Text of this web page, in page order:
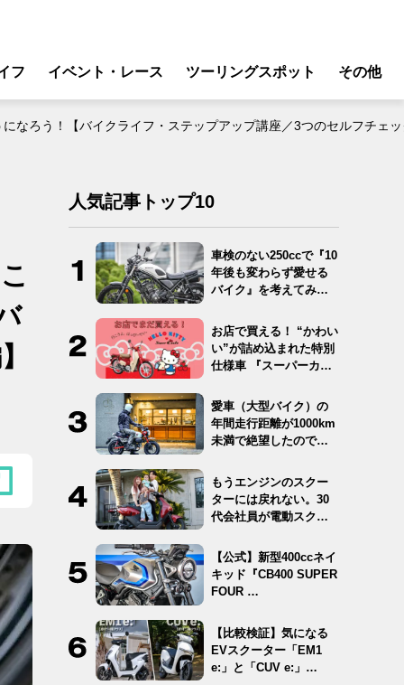
フ
ク
ス
イベント・レース ツーリングスポット その他
なろう！【バイクライフ・ステップアップ講座／3つのセルフチェ
人気記事トップ10
車検のない250ccで『10
年後も変わらず愛せる
バイク』を考えてみ
お店で買える！ “かわい
い”が詰め込まれた特別
仕様車 『スーパーカ
愛車（大型バイク）の
年間走行距離が1000km
未満で絶望したので
もうエンジンのスクー
ターには戻れない。30
代会社員が電動スクー
【公式】新型400ccネイ
キッド『CB400 SUPER
FOUR …
【比較検証】気になる
EVスクーター「EM1
e:」と「CUV e:」…